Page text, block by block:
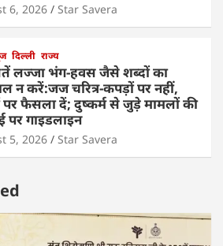
6, 2026 Star Savera
दिल्ली राज्य
लज्जा भंग-हवस जैसे शब्दों का
न करें:जज चरित्र-कपड़ों पर नहीं,
फैसला दें; दुष्कर्म से जुड़े मामलों की
पर गाइडलाइन
5, 2026 Star Savera